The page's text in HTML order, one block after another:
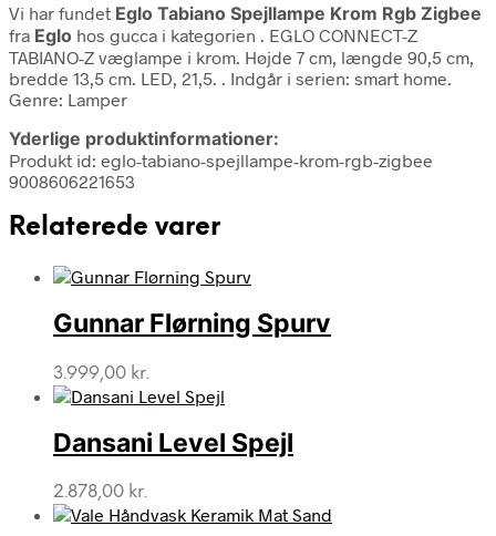
Vi har fundet Eglo Tabiano Spejllampe Krom Rgb Zigbee
fra Eglo hos gucca i kategorien . EGLO CONNECT-Z
TABIANO-Z væglampe i krom. Højde 7 cm, længde 90,5 cm,
bredde 13,5 cm. LED, 21,5. . Indgår i serien: smart home.
Genre: Lamper
Yderlige produktinformationer:
Produkt id: eglo-tabiano-spejllampe-krom-rgb-zigbee
9008606221653
Relaterede varer
Gunnar Flørning Spurv
3.999,00 kr.
Dansani Level Spejl
2.878,00 kr.